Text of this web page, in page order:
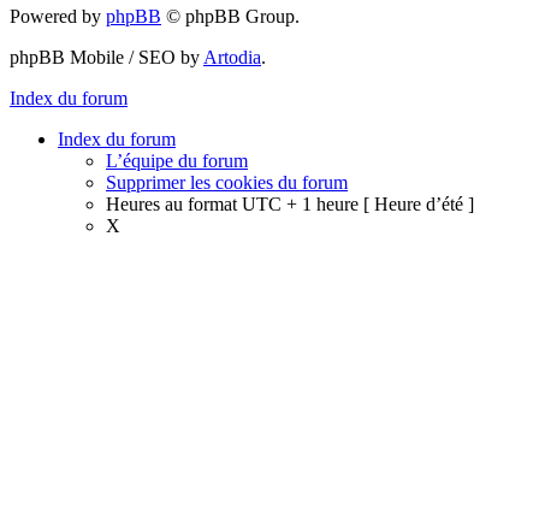
Powered by phpBB © phpBB Group.
phpBB Mobile / SEO by Artodia.
Index du forum
Index du forum
L’équipe du forum
Supprimer les cookies du forum
Heures au format UTC + 1 heure [ Heure d’été ]
X